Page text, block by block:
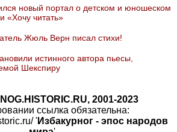
новый портал о детском и юношеском
«Хочу читать»
Жюль Верн писал стихи!
истинного автора пьесы,
Шекспиру
2001-2023
ссылка обязательна:
'Избакурног - эпос народов